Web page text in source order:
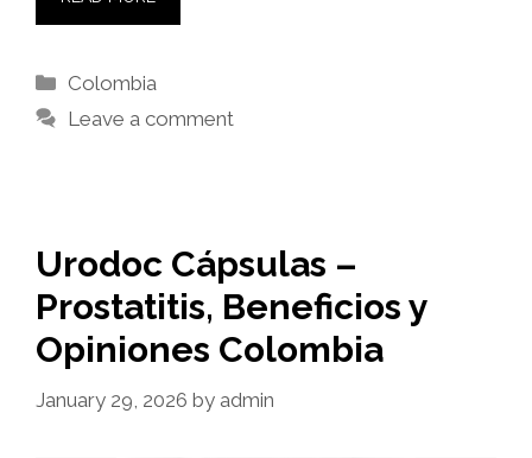
Categories
Colombia
Leave a comment
Urodoc Cápsulas –
Prostatitis, Beneficios y
Opiniones Colombia
January 29, 2026 by admin